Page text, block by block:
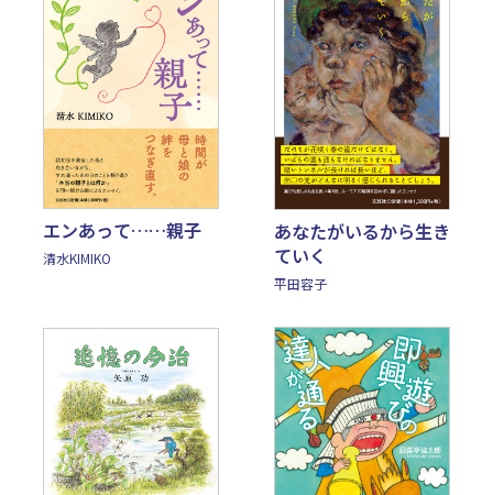
エンあって……親子
清水KIMIKO
あなたがいるから生き
ていく
平田容子